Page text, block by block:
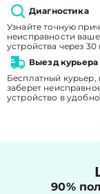
Диагностика
Узнайте точную
неисправности
устройства через 30
Выезд курьера
Бесплатный курьер,
заберет
устройство в
90%